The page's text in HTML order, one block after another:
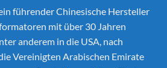
führenderChinesische Hersteller
mit über 30 Jahren
anderem in die USA, nach
Vereinigten Arabischen Emirate